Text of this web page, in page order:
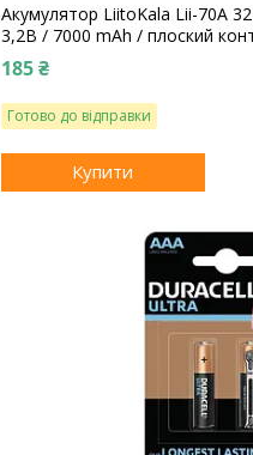
Акумулятор LiitoKala Lii-70A
3,2В / 7000 mАh / плоский
185 ₴
Готово до відправки
Купити